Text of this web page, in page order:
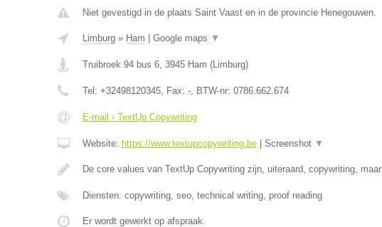
Niet gevestigd in de plaats Saint Vaast en in de provincie Henegouwen.
Limburg» Ham Google maps ▼
Truibroek 94 bus 6, 3945 Ham (Limburg)
Tel: +32498120345, Fax: -, BTW-nr: 0786.662.674
E-mail › TextUp Copywriting
Website: https://www.textupcopywriting.be| Screenshot ▼
De core values van TextUp Copywriting zijn, uiteraard, copywriting, maar
Diensten: copywriting, seo, technical writing, proof reading
Er wordt gewerkt op afspraak.